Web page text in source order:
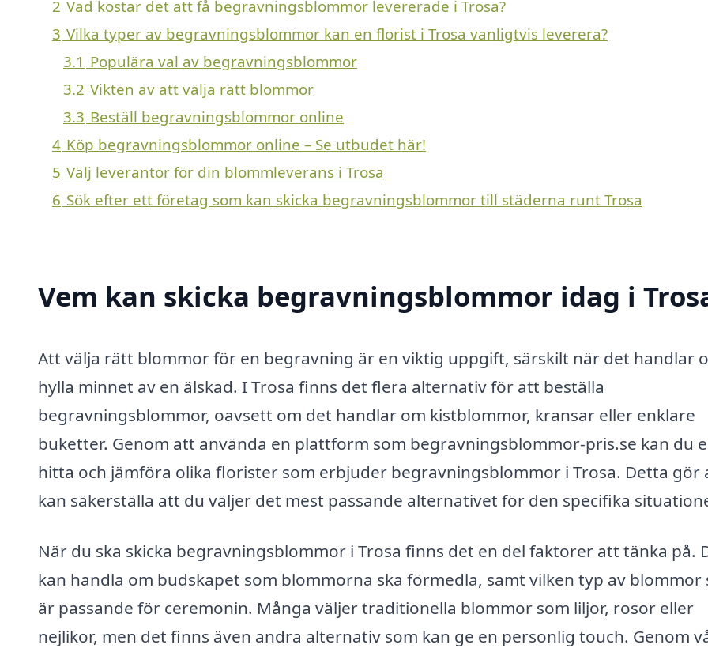
2 Vad kostar det att få begravningsblommor levererade i Trosa?
3 Vilka typer av begravningsblommor kan en florist i Trosa vanligtvis leverera?
3.1 Populära val av begravningsblommor
3.2 Vikten av att välja rätt blommor
3.3 Beställ begravningsblommor online
4 Köp begravningsblommor online – Se utbudet här!
5 Välj leverantör för din blommleverans i Trosa
6 Sök efter ett företag som kan skicka begravningsblommor till städerna runt Trosa
Vem kan skicka begravningsblommor idag i
Att välja rätt blommor för en begravning är en viktig uppgift, särskilt när det handlar
hylla minnet av en älskad. I Trosa finns det flera alternativ för att beställa
begravningsblommor, oavsett om det handlar om kistblommor, kransar eller enklare
buketter. Genom att använda en plattform som begravningsblommor-pris.se kan du
hitta och jämföra olika florister som erbjuder begravningsblommor i Trosa. Detta gör
kan säkerställa att du väljer det mest passande alternativet för den specifika
När du ska skicka begravningsblommor i Trosa finns det en del faktorer att tänka på.
kan handla om budskapet som blommorna ska förmedla, samt vilken typ av blommor
är passande för ceremonin. Många väljer traditionella blommor som liljor, rosor eller
nejlikor, men det finns även andra alternativ som kan ge en personlig touch. Genom